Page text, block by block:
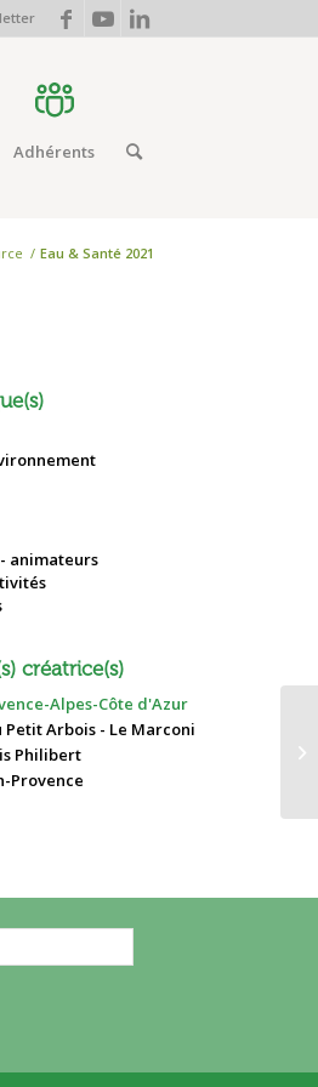
Adhérents
/ Eau & Santé 2021
animateurs
créatrice(s)
Alpes-Côte d'Azur
Petit Arbois - Le Marconi
Philibert
Provence